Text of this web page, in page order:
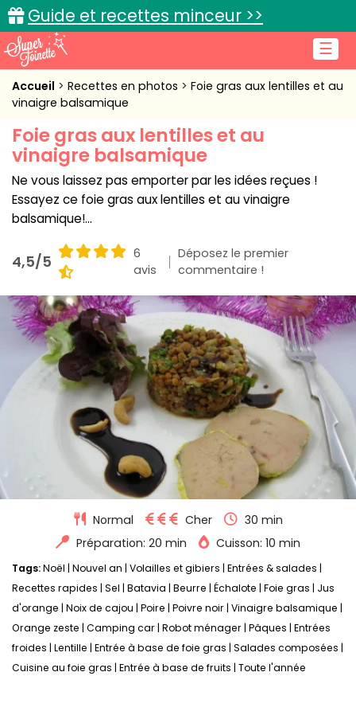
☰
Guide et recettes minceur >>
Accueil
Cuisine pratique
L'actu cuisine
Connexion
Accueil Recettes en photos
Foie gras aux lentilles et au
vinaigre balsamique
Foie gras aux lentilles et au
vinaigre balsamique
Ne vous laissez pas emporter par les idées reçues !
Essayez ce foie gras aux lentilles et au vinaigre
balsamique!...
4,5/5
6
avis
Déposez le premier
commentaire !
Normal Cher
30 min
Préparation: 20 min
Cuisson: 10 min
Tags:Noël Nouvel an Volailles et gibiers Entrées & salades
Recettes rapides Sel Batavia Beurre Échalote Foie gras
Jus
d'orange Noix de cajou Poire Poivre noir Vinaigre balsamique
Orange zeste Camping car Robot ménager Pâques Entrées
froides Lentille Entrée à base de foie gras Salades composées
Cuisine au foie gras Entrée à base de fruits Toute l'année